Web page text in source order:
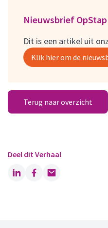
Nieuwsbrief OpStap
Dit is een artikel uit
Klik hier om de
Terug naar overzicht
Deel dit Verhaal
LinkedInFacebook
Email